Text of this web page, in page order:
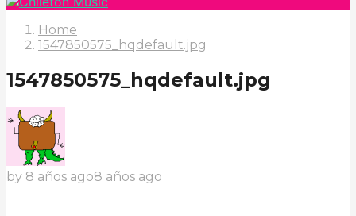
Home
1547850575_hqdefault.jpg
1547850575_hqdefault.jpg
by 8 años ago8 años ago